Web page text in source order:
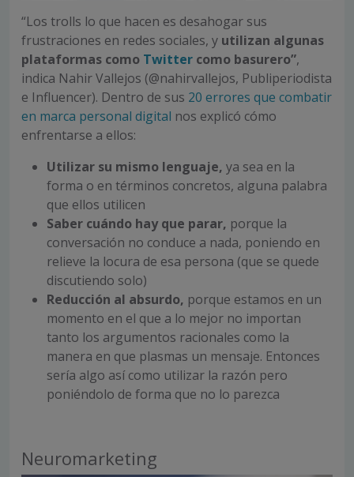
“Los trolls lo que hacen es desahogar sus
frustraciones en redes sociales, y utilizan algunas
plataformas como Twitter como basurero”,
indica Nahir Vallejos (@nahirvallejos, Publiperiodista
e Influencer). Dentro de sus 20 errores que combatir
en marca personal digital nos explicó cómo
enfrentarse a ellos:
Utilizar su mismo lenguaje, ya sea en la
forma o en términos concretos, alguna palabra
que ellos utilicen
Saber cuándo hay que parar, porque la
conversación no conduce a nada, poniendo en
relieve la locura de esa persona (que se quede
discutiendo solo)
Reducción al absurdo, porque estamos en un
momento en el que a lo mejor no importan
tanto los argumentos racionales como la
manera en que plasmas un mensaje. Entonces
sería algo así como utilizar la razón pero
poniéndolo de forma que no lo parezca
Neuromarketing